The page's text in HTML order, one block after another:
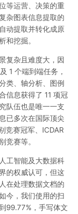
等运营、决策的重
杂图表信息提取的
动提取并转化成原
和挖掘。
复杂且难度大，因
1 个端到端任务，
类、轴分析、图例
信息获得了 11 项冠
队伍也是唯一一支
已多次在国际顶尖
竞赛冠军、ICDAR
竞赛等。
工智能及大数据科
的权威认可，但这
在处理数据文档的
今，我们使用的扫
99.77%，手写体文